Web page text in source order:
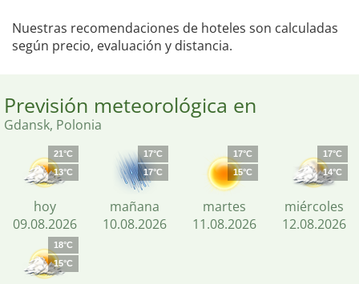
Nuestras recomendaciones de hoteles son calculadas
según precio, evaluación y distancia.
Previsión meteorológica en
Gdansk, Polonia
21°C
13°C
hoy
09.08.2026
17°C
17°C
mañana
10.08.2026
17°C
15°C
martes
11.08.2026
17°C
14°C
miércoles
12.08.2026
18°C
15°C